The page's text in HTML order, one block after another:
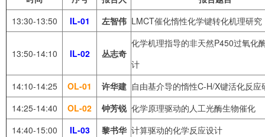
13:30-13:50
IL-01 左智伟 LMCT催化惰性化学键转化机理研究
13:50-14:10 IL-02 丛志奇
化学机理指导的非天然P450过氧化
计
14:10-14:25
OL-01 许华建 自由基介导的惰性C-H/X键活化反应
14:25-14:40
OL-02 钟芳锐 化学原理驱动的人工光酶生物催化
14:40-15:00
IL-03 黎书华 计算驱动的化学反应设计